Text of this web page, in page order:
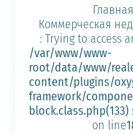
Главная
Коммерческая
: Trying to access
/var/www/www-
root/data/www/
content/plugins/
framework/
on line